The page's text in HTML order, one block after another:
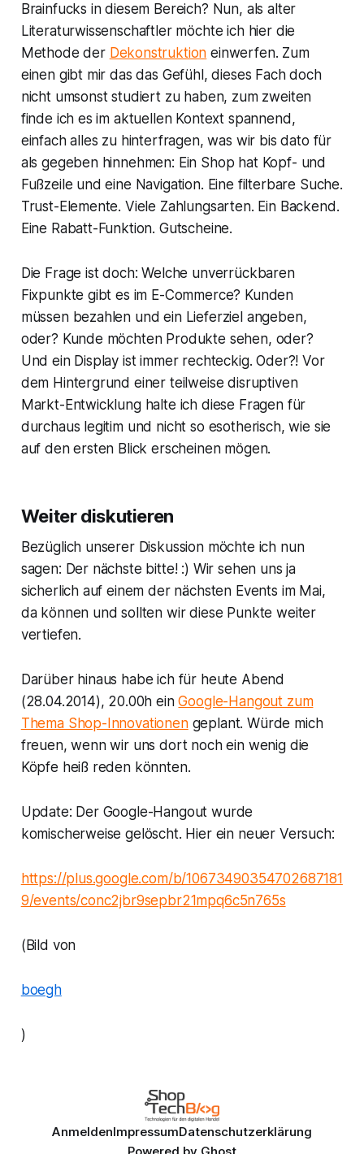
Brainfucks in diesem Bereich? Nun, als alter
Literaturwissenschaftler möchte ich hier die
Methode der Dekonstruktion einwerfen. Zum
einen gibt mir das das Gefühl, dieses Fach doch
nicht umsonst studiert zu haben, zum zweiten
finde ich es im aktuellen Kontext spannend,
einfach alles zu hinterfragen, was wir bis dato für
als gegeben hinnehmen: Ein Shop hat Kopf- und
Fußzeile und eine Navigation. Eine filterbare Suche.
Trust-Elemente. Viele Zahlungsarten. Ein Backend.
Eine Rabatt-Funktion. Gutscheine.
Die Frage ist doch: Welche unverrückbaren
Fixpunkte gibt es im E-Commerce? Kunden
müssen bezahlen und ein Lieferziel angeben,
oder? Kunde möchten Produkte sehen, oder?
Und ein Display ist immer rechteckig. Oder?! Vor
dem Hintergrund einer teilweise disruptiven
Markt-Entwicklung halte ich diese Fragen für
durchaus legitim und nicht so esotherisch, wie sie
auf den ersten Blick erscheinen mögen.
Weiter diskutieren
Bezüglich unserer Diskussion möchte ich nun
sagen: Der nächste bitte! :) Wir sehen uns ja
sicherlich auf einem der nächsten Events im Mai,
da können und sollten wir diese Punkte weiter
vertiefen.
Darüber hinaus habe ich für heute Abend
(28.04.2014), 20.00h einGoogle-Hangout zum
Thema Shop-Innovationengeplant. Würde mich
freuen, wenn wir uns dort noch ein wenig die
Köpfe heiß reden könnten.
Update: Der Google-Hangout wurde
komischerweise gelöscht. Hier ein neuer Versuch:
https://plus.google.com/b/10673490354702687181
9/events/conc2jbr9sepbr21mpq6c5n765s
(Bild von
boegh
)
AnmeldenImpressumDatenschutzerklärung